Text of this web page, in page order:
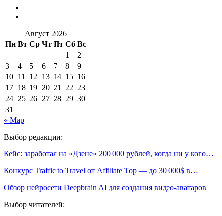
Август 2026
Пн Вт Ср Чт Пт Сб Вс
1
2
3
4 5 6 7 8
9
10 11 12 13 14 15 16
17 18 19 20 21 22 23
24 25 26 27 28 29 30
31
« Мар
Выбор редакции:
Кейс: заработал на «Дзене» 200 000 рублей, когда ни у кого…
Конкурс Traffic to Travel от Affiliate Top — до 30 000$ в…
Обзор нейросети Deepbrain AI для создания видео-аватаров
Выбор читателей: